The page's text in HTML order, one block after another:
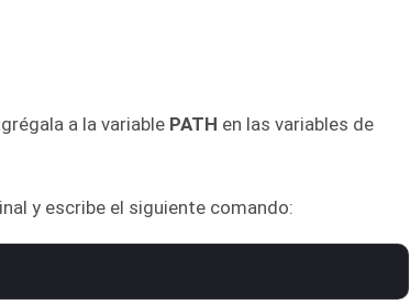
a la variable PATH en las variables de
y escribe el siguiente comando: